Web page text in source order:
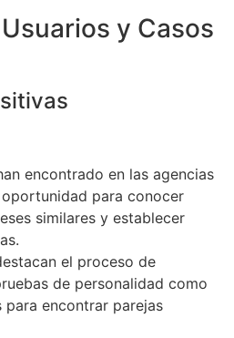
y Casos
encontrado en las agencias
para conocer
similares y establecer
el proceso de
de personalidad como
para encontrar parejas